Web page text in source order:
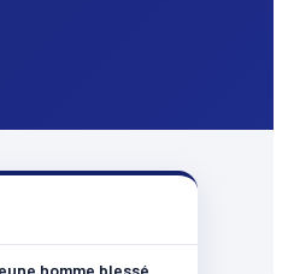
homme blessé